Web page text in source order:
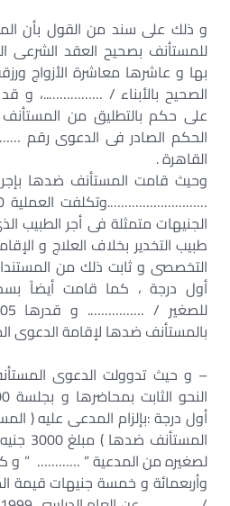
و ذلك على سند من القول بأن
بها و عاشرها معاشرة الأزواج
الصحيح بالأبناء / ……………..، و
على حكم بالتطليق من
الحكم الصادر فى الدعوى رقم
القاهرة .
وحيث قامت المستأنف ضدها
الجنيهات متمثلة فى أجر الطبيب
طبيب التخدير بخلاف العلاج و
التخصصى و ثابت ذلك من
أول درجة ، كما قامت أيضاً
بالمستأنف ضدها لإقامة الدعوى
– و حيث تدوولت الدعوى
أول درجة :بإلزام المدعى عليه (
لصغيره من المدعية ” ………… ” و
وأربعمائة و خمسة جنيهات قيمة